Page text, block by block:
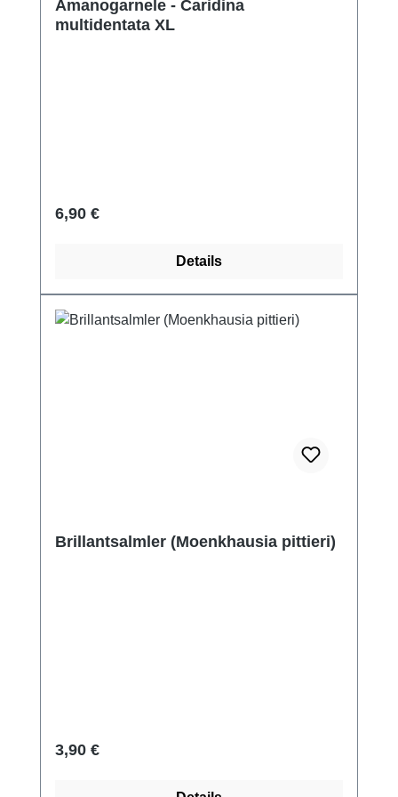
Amanogarnele - Caridina
multidentata XL
Regulärer Preis:
6,90 €
Details
Brillantsalmler (Moenkhausia pittieri)
Regulärer Preis:
3,90 €